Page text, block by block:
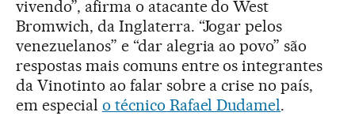
vivendo”, afirma o atacante do West
Bromwich, da Inglaterra. “Jogar pelos
venezuelanos” e “dar alegria ao povo” são
respostas mais comuns entre os integrantes
da Vinotinto ao falar sobre a crise no país,
em especial o técnico Rafael Dudamel.